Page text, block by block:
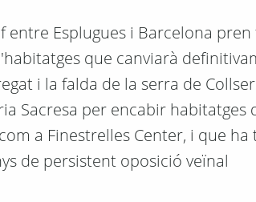
Esplugues i Barcelona
que canviarà
i la falda de la serra de
Sacresa per encabir habitatges
a Finestrelles Center, i que
de persistent oposició veïnal